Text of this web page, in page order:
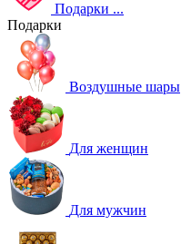
Подарки ...
Подарки
Воздушные шары
Для женщин
Для мужчин